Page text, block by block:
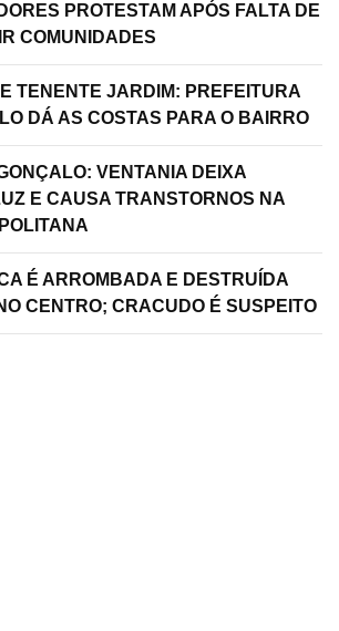
PROTESTAM APÓS FALTA DE
COMUNIDADES
TENENTE JARDIM: PREFEITURA
DÁ AS COSTAS PARA O BAIRRO
VENTANIA DEIXA
E CAUSA TRANSTORNOS NA
É ARROMBADA E DESTRUÍDA
CENTRO; CRACUDO É SUSPEITO